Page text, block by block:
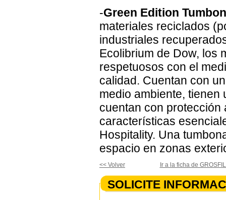
-Green Edition
materiales reciclados
industriales
Ecolibrium de Dow, los
respetuosos con el
calidad. Cuentan con
medio ambiente, tienen
cuentan con protección
características
Hospitality. Una
espacio en zonas
<< Volver Ir a la ficha de
SOLICITE